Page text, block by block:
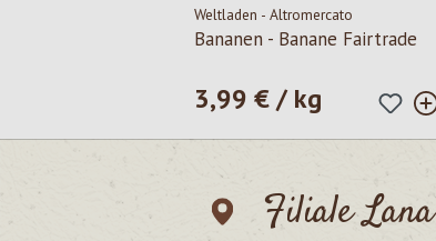
Weltladen - Altromercato
Bananen - Banane Fairtrade
Prezzo normale:
3,99 € / kg
Filiale Lana